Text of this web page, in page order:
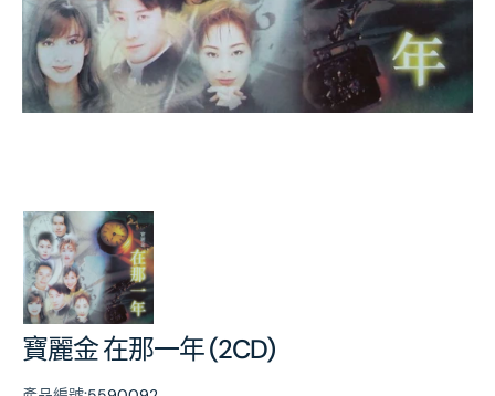
寶麗金 在那一年 (2CD)
中
開
啟
第
1